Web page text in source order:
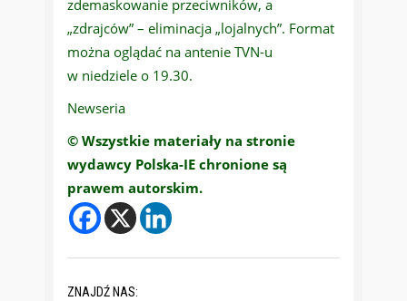
zdemaskowanie przeciwników, a
„zdrajców” – eliminacja „lojalnych”. Format
można oglądać na antenie TVN-u
w niedziele o 19.30.
Newseria
© Wszystkie materiały na stronie
wydawcy Polska-IE chronione są
prawem autorskim.
ZNAJDŹ NAS: